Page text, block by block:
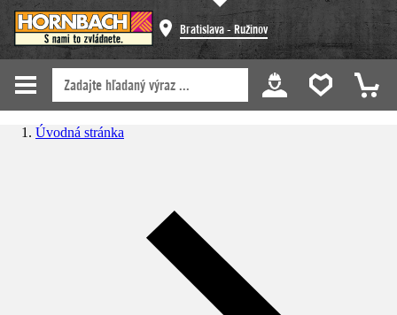
Bratislava - Ružinov
Úvodná stránka